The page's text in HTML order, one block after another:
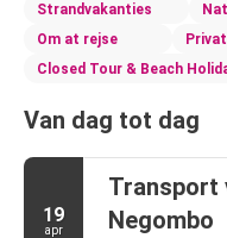
Strandvakanties
Om at rejse
Closed Tour & Beach
Van dag tot dag
19
apr
Transport
Negombo